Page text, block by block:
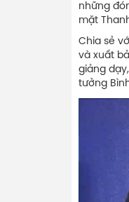
những
mặt
Chia sẻ
và xuất
giảng
tưởng